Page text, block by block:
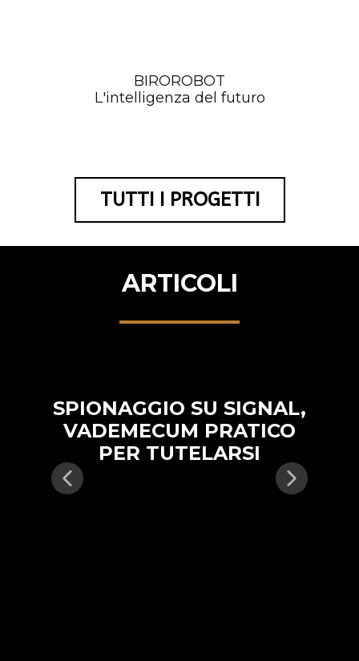
BIROROBOT
L'intelligenza del futuro
TUTTI I PROGETTI
ARTICOLI
SPIONAGGIO SU SIGNAL,
VADEMECUM PRATICO
PER TUTELARSI